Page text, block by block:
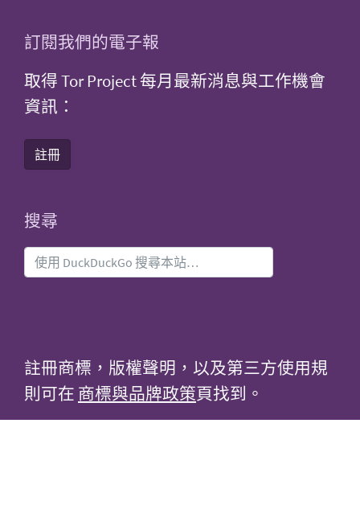
訂閱我們的電子報
取得 Tor Project 每月最新消息與工作機會
資訊：
註冊
搜尋
註冊商標，版權聲明，以及第三方使用規
則可在 商標與品牌政策頁找到。